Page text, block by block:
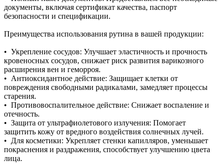
документы, включая сертификат качества, паспорт
безопасности и спецификации.
Преимущества использования рутина в вашей продукции:
• Укрепление сосудов: Улучшает эластичность и прочность
кровеносных сосудов, снижает риск развития варикозного
расширения вен и геморроя.
• Антиоксидантное действие: Защищает клетки от
повреждения свободными радикалами, замедляет процессы
старения.
• Противовоспалительное действие: Снижает воспаление и
отечность.
• Защита от ультрафиолетового излучения: Помогает
защитить кожу от вредного воздействия солнечных лучей.
• Для косметики: Укрепляет стенки капилляров, уменьшает
покраснения и раздражения, способствует улучшению цвета
лица.